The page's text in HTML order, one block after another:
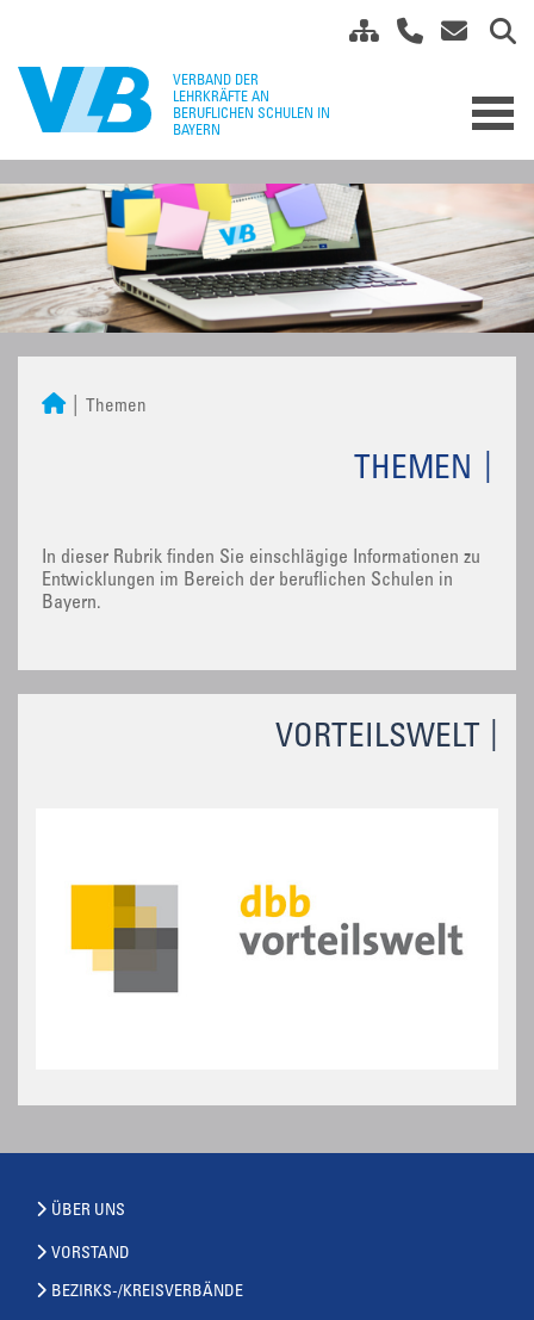
VORTEILSWELT
Themen
THEMEN
In dieser Rubrik finden Sie einschlägige Informationen zu
Entwicklungen im Bereich der beruflichen Schulen in
Bayern.
ÜBER UNS
VORSTAND
BEZIRKS-/KREISVERBÄNDE